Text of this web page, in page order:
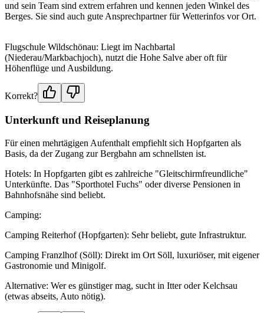
und sein Team sind extrem erfahren und kennen jeden Winkel des
Berges. Sie sind auch gute Ansprechpartner für Wetterinfos vor Ort.
Flugschule Wildschönau: Liegt im Nachbartal
(Niederau/Markbachjoch), nutzt die Hohe Salve aber oft für
Höhenflüge und Ausbildung.
Korrekt?
Unterkunft und Reiseplanung
Für einen mehrtägigen Aufenthalt empfiehlt sich Hopfgarten als
Basis, da der Zugang zur Bergbahn am schnellsten ist.
Hotels: In Hopfgarten gibt es zahlreiche "Gleitschirmfreundliche"
Unterkünfte. Das "Sporthotel Fuchs" oder diverse Pensionen in
Bahnhofsnähe sind beliebt.
Camping:
Camping Reiterhof (Hopfgarten): Sehr beliebt, gute Infrastruktur.
Camping Franzlhof (Söll): Direkt im Ort Söll, luxuriöser, mit eigener
Gastronomie und Minigolf.
Alternative: Wer es günstiger mag, sucht in Itter oder Kelchsau
(etwas abseits, Auto nötig).